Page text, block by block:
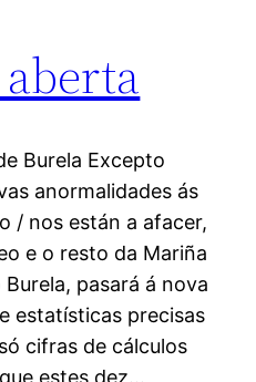
Burela Excepto
anormalidades ás
/ nos están a afacer,
e o resto da Mariña
pasará á nova
estatísticas precisas
cifras de cálculos
estes dez…